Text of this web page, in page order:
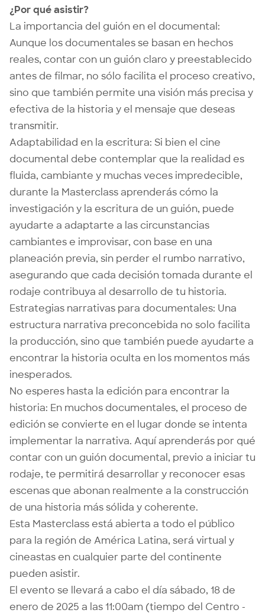
¿Por qué asistir?
La importancia del guión en el documental:
Aunque los documentales se basan en hechos
reales, contar con un guión claro y preestablecido
antes de filmar, no sólo facilita el proceso creativo,
sino que también permite una visión más precisa y
efectiva de la historia y el mensaje que deseas
transmitir.
Adaptabilidad en la escritura: Si bien el cine
documental debe contemplar que la realidad es
fluida, cambiante y muchas veces impredecible,
durante la Masterclass aprenderás cómo la
investigación y la escritura de un guión, puede
ayudarte a adaptarte a las circunstancias
cambiantes e improvisar, con base en una
planeación previa, sin perder el rumbo narrativo,
asegurando que cada decisión tomada durante el
rodaje contribuya al desarrollo de tu historia.
Estrategias narrativas para documentales: Una
estructura narrativa preconcebida no solo facilita
la producción, sino que también puede ayudarte a
encontrar la historia oculta en los momentos más
inesperados.
No esperes hasta la edición para encontrar la
historia: En muchos documentales, el proceso de
edición se convierte en el lugar donde se intenta
implementar la narrativa. Aquí aprenderás por qué
contar con un guión documental, previo a iniciar tu
rodaje, te permitirá desarrollar y reconocer esas
escenas que abonan realmente a la construcción
de una historia más sólida y coherente.
Esta Masterclass está abierta a todo el público
para la región de América Latina, será virtual y
cineastas en cualquier parte del continente
pueden asistir.
El evento se llevará a cabo el día sábado, 18 de
enero de 2025 a las 11:00am (tiempo del Centro -